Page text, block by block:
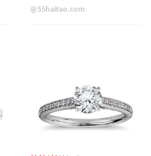
@55haitao.com